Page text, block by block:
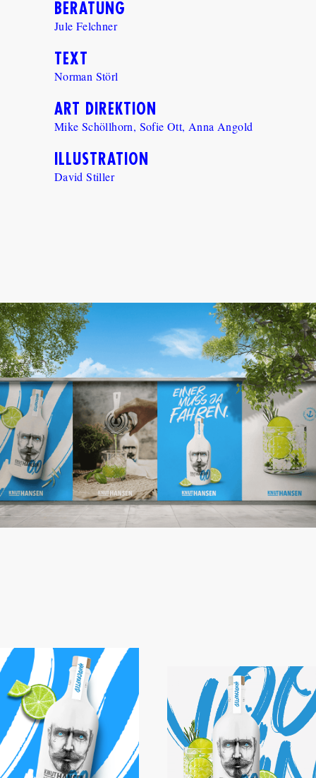
BERATUNG
Jule Felchner
TEXT
Norman Störl
ART DIREKTION
Mike Schöllhorn, Sofie Ott, Anna Angold
ILLUSTRATION
David Stiller